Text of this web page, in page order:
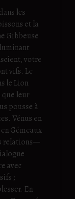
les
et la
Gibbeuse
votre
vifs. Le
le Lion
que leur
pousse à
Vénus en
Gémeaux
relations—
avec
;
En